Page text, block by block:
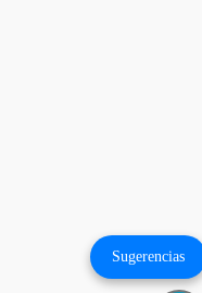
Sugerencias